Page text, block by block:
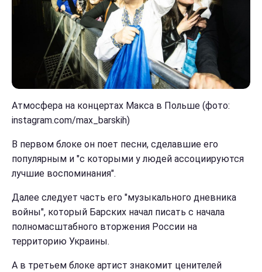
Атмосфера на концертах Макса в Польше (фото:
instagram.com/max_barskih)
В первом блоке он поет песни, сделавшие его
популярным и "с которыми у людей ассоциируются
лучшие воспоминания".
Далее следует часть его "музыкального дневника
войны", который Барских начал писать с начала
полномасштабного вторжения России на
территорию Украины.
А в третьем блоке артист знакомит ценителей